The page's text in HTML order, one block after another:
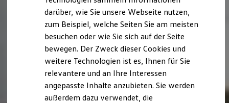
Nachhaltigkeit
Technologie
Kosten und Kauf
Verbrauchskosten
Kaufoptionen
E-Auto-Förderung
Software und Konnektivität
Die ID. Software 6
ID. Software Versionen und Updates
Digitale Extras
Schnittstellen zu Ihrem ID.
darüber, wie Sie unsere Webseite nutzen,
zum Beispiel, welche Seiten Sie am meisten
besuchen oder wie Sie sich auf der Seite
bewegen. Der Zweck dieser Cookies und
weitere Technologien ist es, Ihnen für Sie
relevantere und an Ihre Interessen
angepasste Inhalte anzubieten. Sie werden
außerdem dazu verwendet, die